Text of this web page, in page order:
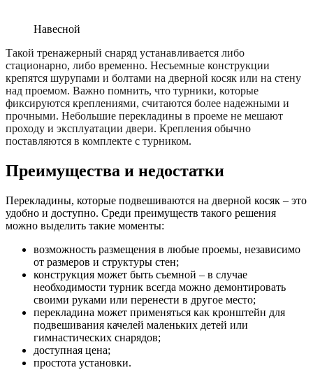
Навесной
Такой тренажерный снаряд устанавливается либо
стационарно, либо временно. Несъемные конструкции
крепятся шурупами и болтами на дверной косяк или на стену
над проемом. Важно помнить, что турники, которые
фиксируются креплениями, считаются более надежными и
прочными. Небольшие перекладины в проеме не мешают
проходу и эксплуатации двери. Крепления обычно
поставляются в комплекте с турником.
Преимущества и недостатки
Перекладины, которые подвешиваются на дверной косяк – это
удобно и доступно. Среди преимуществ такого решения
можно выделить такие моменты:
возможность размещения в любые проемы, независимо
от размеров и структуры стен;
конструкция может быть съемной – в случае
необходимости турник всегда можно демонтировать
своими руками или перенести в другое место;
перекладина может применяться как кронштейн для
подвешивания качелей маленьких детей или
гимнастических снарядов;
доступная цена;
простота установки.